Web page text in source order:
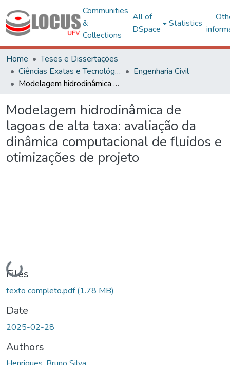
Communities
&
Collections
All of
DSpace
Statistics
Home
Teses e Dissertações
Ciências Exatas e Tecnológicas
Engenharia Civil
Modelagem hidrodinâmica de lagoas de alta taxa: avaliação da dinâmica computacional de fluidos e otimizações de projeto
Modelagem hidrodinâmica de
lagoas de alta taxa: avaliação da
dinâmica computacional de fluidos e
otimizações de projeto
Loading...
Files
texto completo.pdf(1.78 MB)
Date
2025-02-28
Authors